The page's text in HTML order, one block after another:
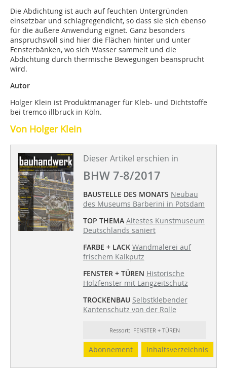
Die Abdichtung ist auch auf feuchten Untergründen
einsetzbar und schlagregendicht, so dass sie sich ebenso
für die äußere Anwendung eignet. Ganz besonders
anspruchsvoll sind hier die Flächen hinter und unter
Fensterbänken, wo sich Wasser sammelt und die
Abdichtung durch thermische Bewegungen beansprucht
wird.
Autor
Holger Klein ist Produktmanager für Kleb- und Dichtstoffe
bei tremco illbruck in Köln.
Von Holger Klein
Dieser Artikel erschien in
BHW 7-8/2017
BAUSTELLE DES MONATS Neubau
des Museums Barberini in Potsdam
TOP THEMA Ältestes Kunstmuseum
Deutschlands saniert
FARBE + LACK Wandmalerei auf
frischem Kalkputz
FENSTER + TÜREN Historische
Holzfenster mit Langzeitschutz
TROCKENBAU Selbstklebender
Kantenschutz von der Rolle
Ressort: FENSTER + TÜREN
Abonnement Inhaltsverzeichnis